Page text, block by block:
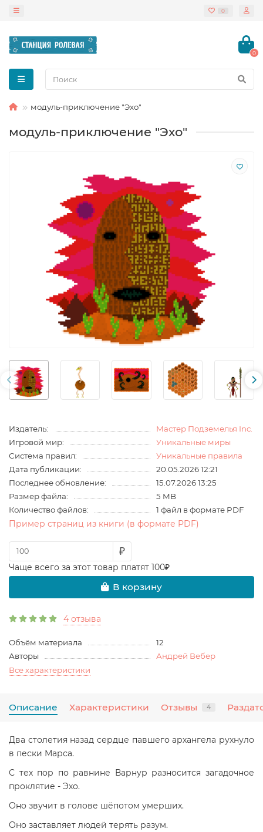
0
0
модуль-приключение "Эхо"
модуль-приключение "Эхо"
Издатель:
Мастер Подземелья Inc.
Игровой мир:
Уникальные миры
Система правил:
Уникальные правила
Дата публикации:
20.05.2026 12:21
Последнее обновление:
15.07.2026 13:25
Размер файла:
5 MB
Количество файлов:
1 файл в формате PDF
Пример страниц из книги (в формате PDF)
₽
Чаще всего за этот товар платят 100₽
В корзину
4 отзыва
Объём материала
12
Авторы
Андрей Вебер
Все характеристики
Описание Характеристики Отзывы 4
Два столетия назад сердце павшего архангела рухнуло
в пески Марса.
С тех пор по равнине Варнур разносится загадочное
проклятие - Эхо.
Оно звучит в голове шёпотом умерших.
Оно заставляет людей терять разум.